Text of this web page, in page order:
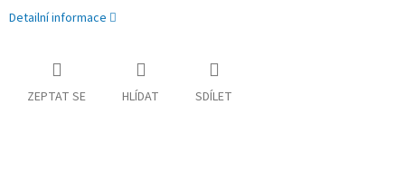
Detailní informace
ZEPTAT SE HLÍDAT SDÍLET